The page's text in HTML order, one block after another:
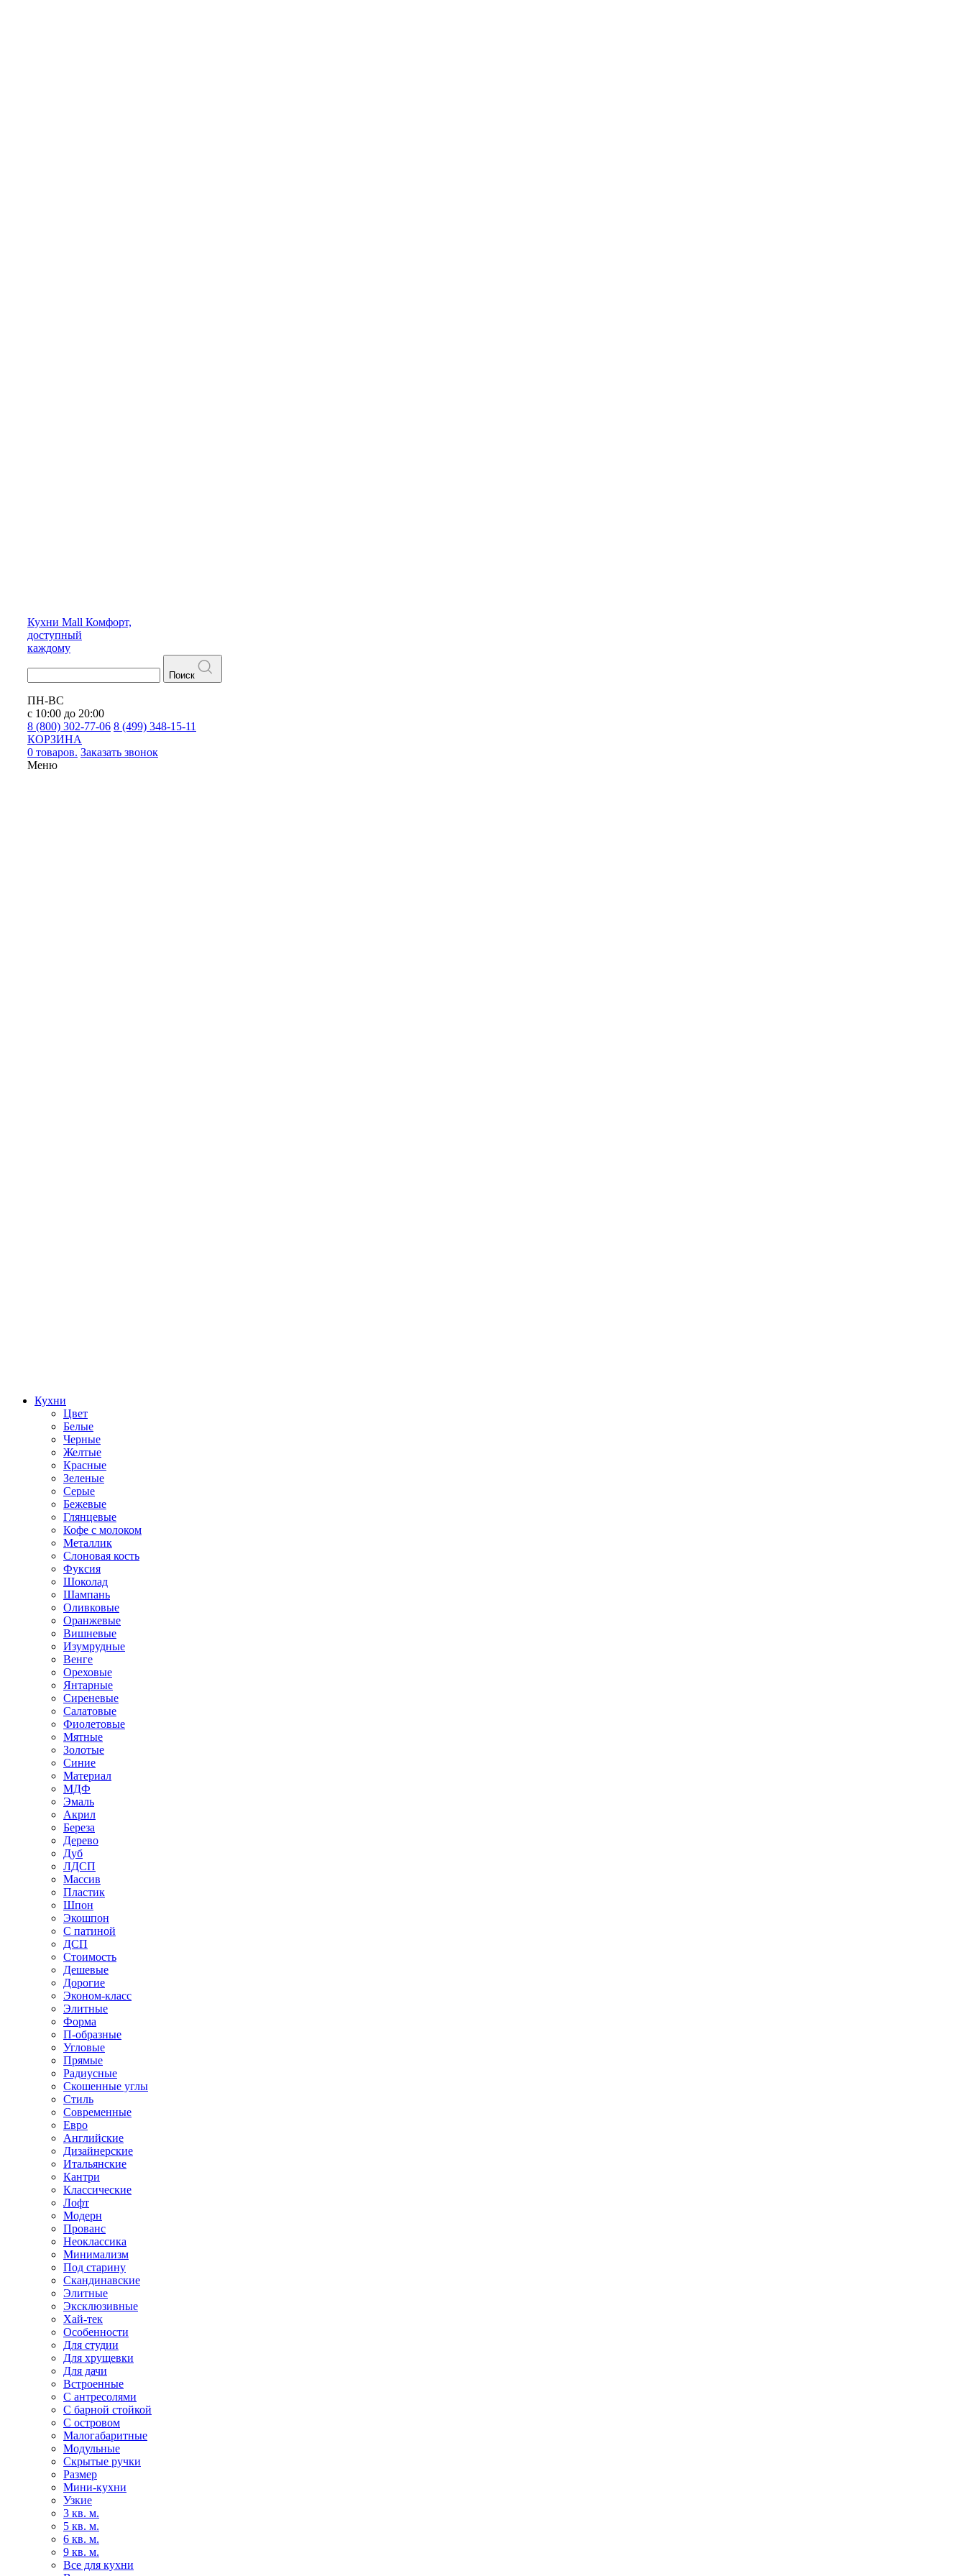
Кухни Mall Комфорт,
доступный
каждому
Поиск
ПН-ВС
с 10:00 до 20:00
8 (800) 302-77-06 8 (499) 348-15-11
КОРЗИНА
0 товаров. Заказать звонок
Меню
Кухни
Цвет
Белые
Черные
Желтые
Красные
Зеленые
Серые
Бежевые
Глянцевые
Кофе с молоком
Металлик
Слоновая кость
Фуксия
Шоколад
Шампань
Оливковые
Оранжевые
Вишневые
Изумрудные
Венге
Ореховые
Янтарные
Сиреневые
Салатовые
Фиолетовые
Мятные
Золотые
Синие
Материал
МДФ
Эмаль
Акрил
Береза
Дерево
Дуб
ЛДСП
Массив
Пластик
Шпон
Экошпон
С патиной
ДСП
Стоимость
Дешевые
Дорогие
Эконом-класс
Элитные
Форма
П-образные
Угловые
Прямые
Радиусные
Скошенные углы
Стиль
Современные
Евро
Английские
Дизайнерские
Итальянские
Кантри
Классические
Лофт
Модерн
Прованс
Неоклассика
Минимализм
Под старину
Скандинавские
Элитные
Эксклюзивные
Хай-тек
Особенности
Для студии
Для хрущевки
Для дачи
Встроенные
С антресолями
С барной стойкой
С островом
Малогабаритные
Модульные
Скрытые ручки
Размер
Мини-кухни
Узкие
3 кв. м.
5 кв. м.
6 кв. м.
9 кв. м.
Все для кухни